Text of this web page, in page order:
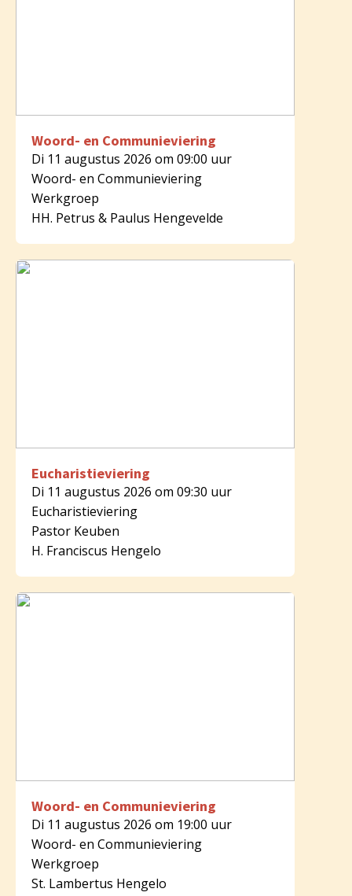
Woord- en Communieviering
Di 11 augustus 2026 om 09:00 uur
Woord- en Communieviering
Werkgroep
HH. Petrus & Paulus Hengevelde
Eucharistieviering
Di 11 augustus 2026 om 09:30 uur
Eucharistieviering
Pastor Keuben
H. Franciscus Hengelo
Woord- en Communieviering
Di 11 augustus 2026 om 19:00 uur
Woord- en Communieviering
Werkgroep
St. Lambertus Hengelo